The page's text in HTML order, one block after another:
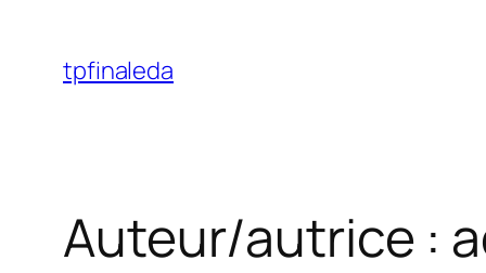
contenu
tpfinaleda
Auteur/autrice :